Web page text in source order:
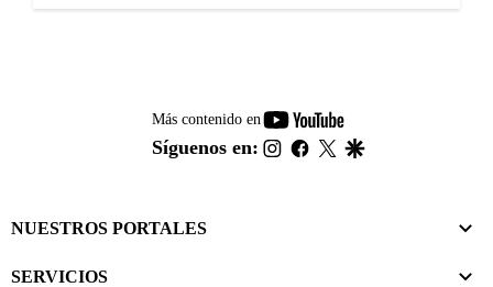
Más contenido en
youtube-
footer
Síguenos en: instagram
facebook
twitter
NUESTROS PORTALES
SERVICIOS